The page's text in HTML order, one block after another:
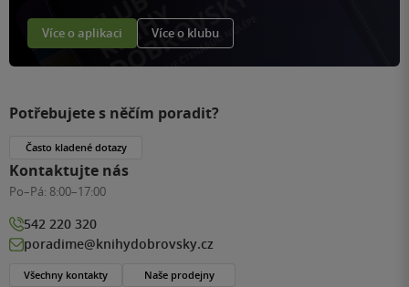
Více o aplikaci Více o klubu
Potřebujete s něčím poradit?
Často kladené dotazy
Kontaktujte nás
Po–Pá: 8:00–17:00
542 220 320
poradime@knihydobrovsky.cz
Všechny kontakty Naše prodejny